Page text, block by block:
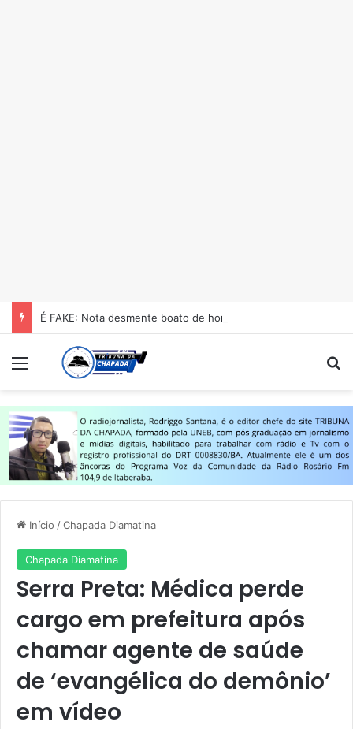
Menu
Início /Chapada Diamatina
Chapada Diamatina
Serra Preta: Médica perde
cargo em prefeitura após
chamar agente de saúde
de ‘evangélica do demônio’
em vídeo